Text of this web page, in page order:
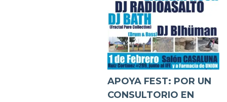
APOYA FEST: POR UN
CONSULTORIO EN